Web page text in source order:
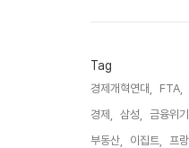
Tag
경제개혁연대, FTA,
경제,
삼성, 금융위기,
부동산,
이집트, 프